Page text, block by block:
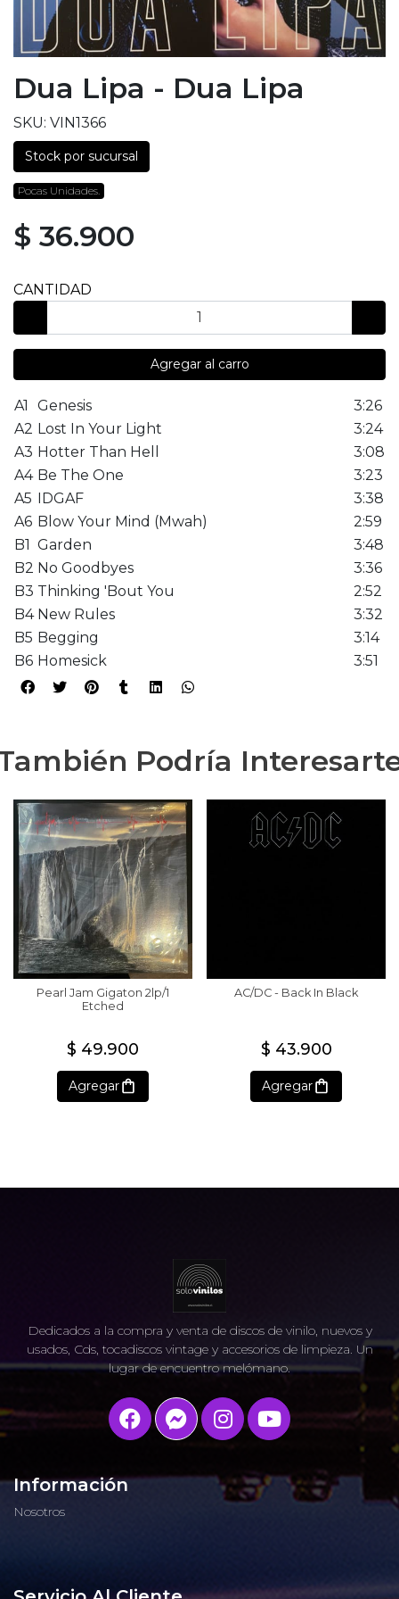
Dua Lipa - Dua Lipa
SKU: VIN1366
Stock por sucursal
Pocas Unidades.
$ 36.900
CANTIDAD
Agregar al carro
A1 Genesis
3:26
A2 Lost In Your Light
3:24
A3 Hotter Than Hell
3:08
A4 Be The One
3:23
A5 IDGAF
3:38
A6 Blow Your Mind (Mwah)
2:59
B1 Garden
3:48
B2 No Goodbyes
3:36
B3 Thinking 'Bout You
2:52
B4 New Rules
3:32
B5 Begging
3:14
B6 Homesick 3:51
Podría
Pearl Jam Gigaton 2lp/1
Etched
$ 49.900
Agregar
AC/DC - Back In Black
$ 43.900
Agregar
Dedicados a la compra y venta de discos de vinilo, nuevos y
usados, Cds, tocadiscos vintage y accesorios de limpieza. Un
lugar de encuentro melómano.
Información
Nosotros